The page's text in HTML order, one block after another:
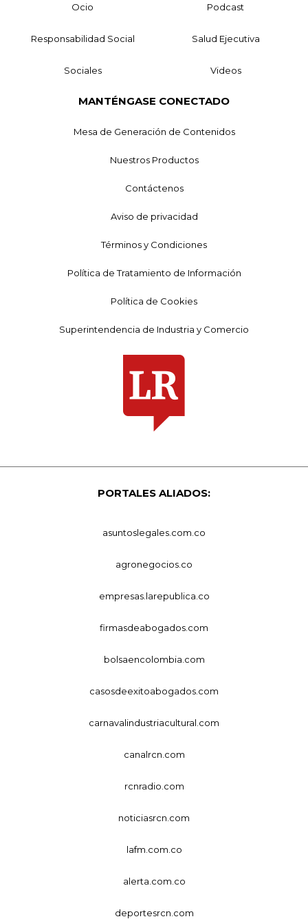
Ocio Podcast
Responsabilidad Social Salud Ejecutiva
Sociales Videos
MANTÉNGASE CONECTADO
Mesa de Generación de Contenidos
Nuestros Productos
Contáctenos
Aviso de privacidad
Términos y Condiciones
Política de Tratamiento de Información
Política de Cookies
Superintendencia de Industria y Comercio
PORTALES ALIADOS:
asuntoslegales.com.co
agronegocios.co
empresas.larepublica.co
firmasdeabogados.com
bolsaencolombia.com
casosdeexitoabogados.com
carnavalindustriacultural.com
canalrcn.com
rcnradio.com
noticiasrcn.com
lafm.com.co
alerta.com.co
deportesrcn.com